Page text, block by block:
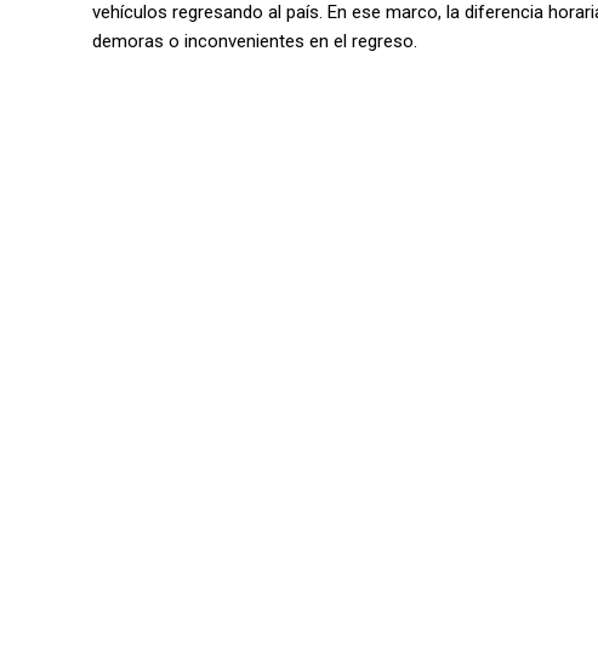
vehículos regresando al país. En ese marco, la diferencia
demoras o inconvenientes en el regreso.